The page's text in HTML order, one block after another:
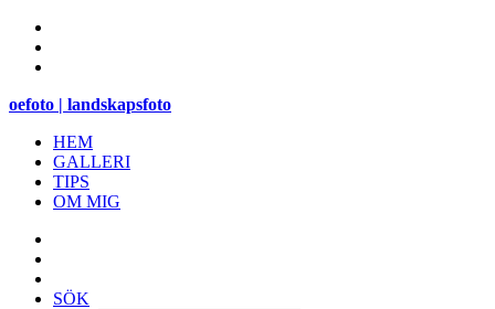
oefoto | landskapsfoto
HEM
GALLERI
TIPS
OM MIG
SÖK